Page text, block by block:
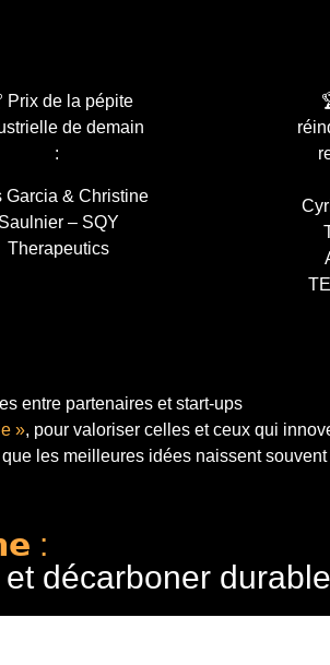
Prix de la pépite
de demain
:
Garcia & Christine
Saulnier – SQY
Therapeutics
entre partenaires et start-ups
», pour valoriser celles et ceux qui
que les meilleures idées naissent
:
décarboner